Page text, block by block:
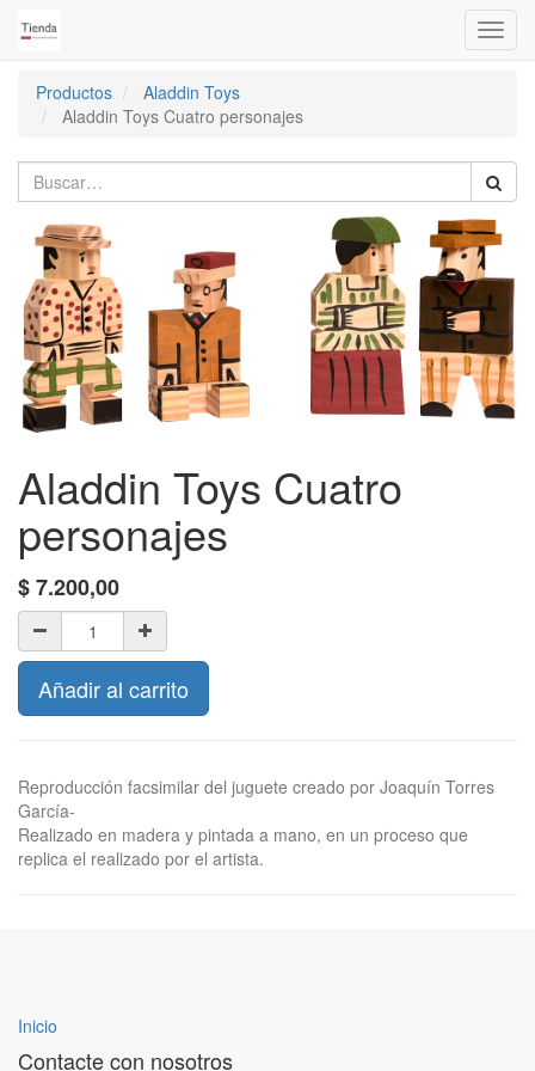
Productos
Aladdin Toys
Aladdin Toys Cuatro personajes
Aladdin Toys Cuatro
personajes
$7.200,00
Añadir al carrito
Reproducción facsimilar del juguete creado por Joaquín Torres
García-
Realizado en madera y pintada a mano, en un proceso que
replica el realizado por el artista.
Inicio
Contacte con nosotros